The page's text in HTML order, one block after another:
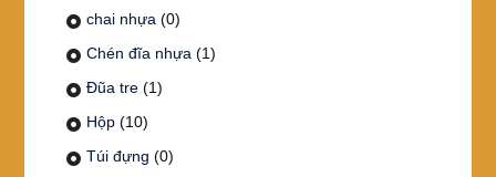
chai nhựa (0)
Chén đĩa nhựa (1)
Đũa tre (1)
Hộp (10)
Túi đựng (0)